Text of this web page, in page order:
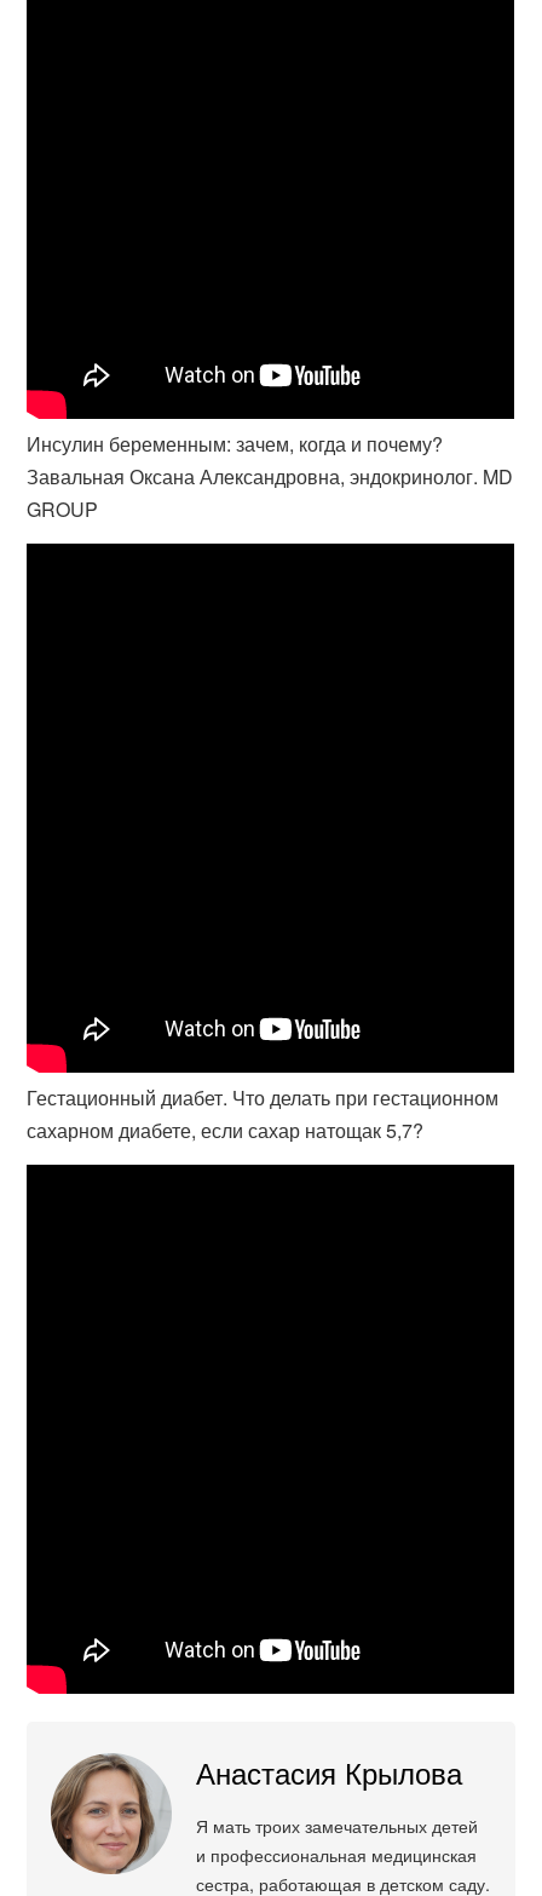
Инсулин беременным: зачем, когда и почему?
Завальная Оксана Александровна, эндокринолог. MD
GROUP
Гестационный диабет. Что делать при гестационном
сахарном диабете, если сахар натощак 5,7?
Анастасия Крылова
Я мать троих замечательных детей
и профессиональная медицинская
сестра, работающая в детском саду.